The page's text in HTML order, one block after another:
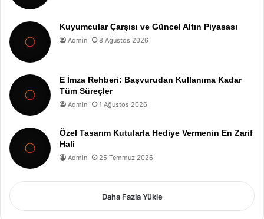
Kuyumcular Çarşısı ve Güncel Altın Piyasası
Admin 8 Ağustos 2026
E İmza Rehberi: Başvurudan Kullanıma Kadar
Tüm Süreçler
Admin 1 Ağustos 2026
Özel Tasarım Kutularla Hediye Vermenin En Zarif
Hali
Admin 25 Temmuz 2026
Daha Fazla Yükle